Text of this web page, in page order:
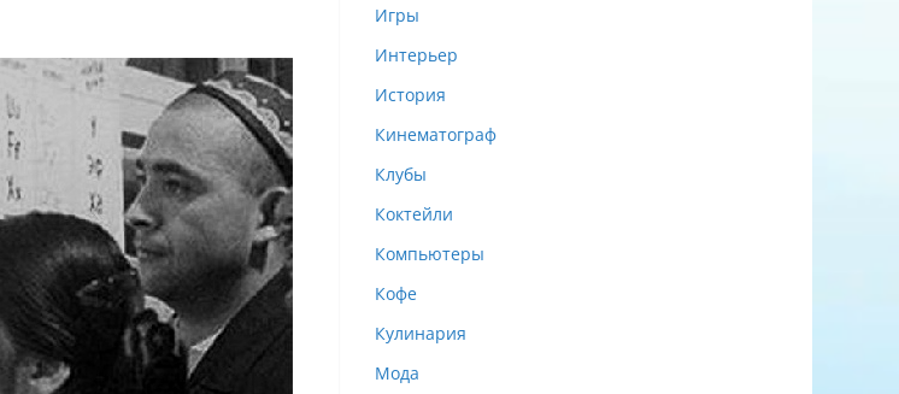
Игры
Интерьер
История
Кинематограф
Клубы
Коктейли
Компьютеры
Кофе
Кулинария
Мода